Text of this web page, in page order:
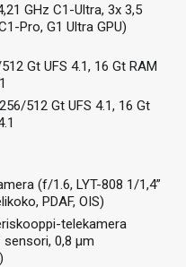
GHz C1-Ultra, 3x 3,5
Pro, G1 Ultra GPU)
Gt UFS 4.1, 16 Gt RAM
512 Gt UFS 4.1, 16 Gt
(f/1.6, LYT-808 1/1,4”
PDAF, OIS)
telekamera
sensori, 0,8 µm